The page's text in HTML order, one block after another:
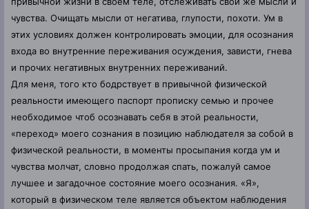
чувства. Очищать мысли от негатива, глупости, похоти. Ум в
этих условиях должен контролировать эмоции, для осознания
входа во внутренние переживания осуждения, зависти, гнева
и прочих негативных внутренних переживаний.
Для меня, того кто бодрствует в привычной физической
реальности имеющего паспорт прописку семью и прочее
необходимое чтоб осознавать себя в этой реальности,
«переход» моего сознания в позицию наблюдателя за собой в
физической реальности, в моменты просыпания когда ум и
чувства молчат, словно продолжая спать, пожалуй самое
лучшее и загадочное состояние моего осознания. «Я»,
который в физическом теле является объектом наблюдения